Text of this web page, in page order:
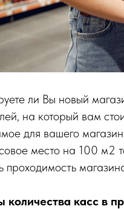
ли Вы новый
на который вам
для вашего
место на 100 м2
проходимость
касс в